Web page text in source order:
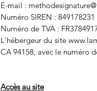
E-mail :
Numéro SIREN : 849178231
Numéro de TVA :
L'hébergeur du site
CA 94158, avec le numéro
Accès au site